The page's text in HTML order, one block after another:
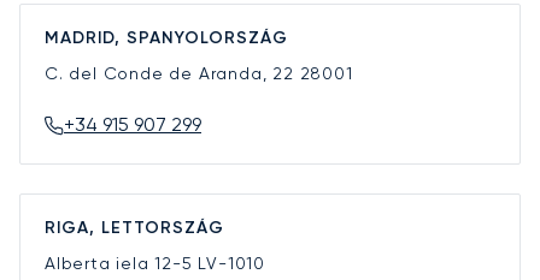
MADRID, SPANYOLORSZÁG
C. del Conde de Aranda, 22 28001
+34 915 907 299
RIGA, LETTORSZÁG
Alberta iela 12-5 LV-1010